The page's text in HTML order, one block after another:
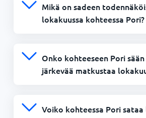
Mikä on sadeen
lokakuussa kohteessa Pori?
Onko kohteeseen Pori
järkevää matkustaa
Voiko kohteessa Pori sataa